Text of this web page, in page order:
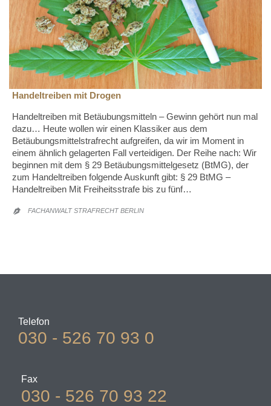
Handeltreiben mit Drogen
Handeltreiben mit Betäubungsmitteln – Gewinn gehört nun mal
dazu… Heute wollen wir einen Klassiker aus dem
Betäubungsmittelstrafrecht aufgreifen, da wir im Moment in
einem ähnlich gelagerten Fall verteidigen. Der Reihe nach: Wir
beginnen mit dem § 29 Betäubungsmittelgesetz (BtMG), der
zum Handeltreiben folgende Auskunft gibt: § 29 BtMG –
Handeltreiben Mit Freiheitsstrafe bis zu fünf…
 FACHANWALT STRAFRECHT BERLIN
Telefon
030 - 526 70 93 0
Fax
030 - 526 70 93 22